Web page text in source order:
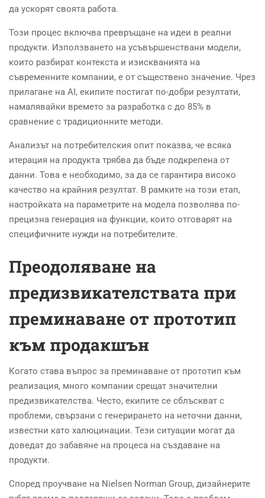
да ускорят своята работа.
Този процес включва превръщане на идеи в реални
продукти. Използването на усъвършенствани модели,
които разбират контекста и изискванията на
съвременните компании, е от съществено значение. Чрез
прилагане на AI, екипите постигат по-добри резултати,
намалявайки времето за разработка с до 85% в
сравнение с традиционните методи.
Анализът на потребителския опит показва, че всяка
итерация на продукта трябва да бъде подкрепена от
данни. Това е необходимо, за да се гарантира високо
качество на крайния резултат. В рамките на този етап,
настройката на параметрите на модела позволява по-
прецизна генерация на функции, които отговарят на
специфичните нужди на потребителите.
Преодоляване на
предизвикателствата при
преминаване от прототип
към продакшън
Когато става въпрос за преминаване от прототип към
реализация, много компании срещат значителни
предизвикателства. Често, екипите се сблъскват с
проблеми, свързани с генерирането на неточни данни,
известни като халюцинации. Тези ситуации могат да
доведат до забавяне на процеса на създаване на
продукти.
Според проучване на Nielsen Norman Group, дизайнерите